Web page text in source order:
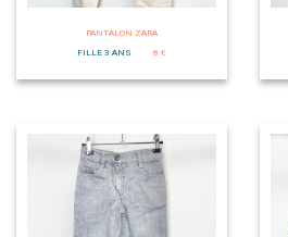
PANTALON ZARA
FILLE 3 ANS
8 €